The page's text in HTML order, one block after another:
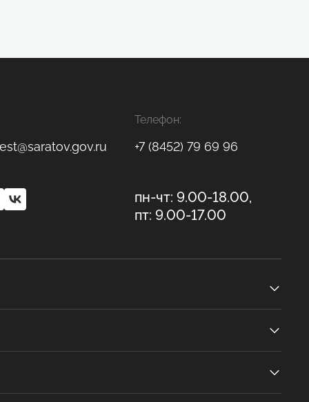
Телефон:
+7 (8452) 79 69 96
пн-чт: 9.00-18.00,
пт: 9.00-17.00